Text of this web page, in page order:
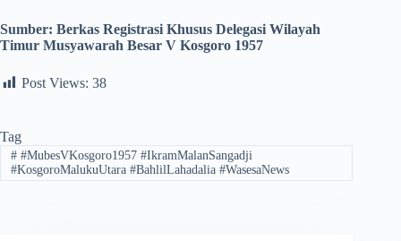
Sumber: Berkas Registrasi Khusus Delegasi Wilayah
Timur Musyawarah Besar V Kosgoro 1957
Post Views: 38
Tag
##MubesVKosgoro1957 #IkramMalanSangadji
#KosgoroMalukuUtara #BahlilLahadalia #WasesaNews